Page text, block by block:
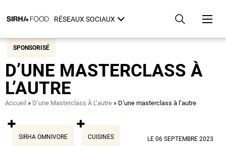
au
principal
RÉSEAUX SOCIAUX
SPONSORISÉ
D’UNE MASTERCLASS À
L’AUTRE
Fil
Accueil D’une Masterclass À L’autre D’une masterclass à l’autre
SIRHA OMNIVORE CUISINES LE 06 SEPTEMBRE 2023